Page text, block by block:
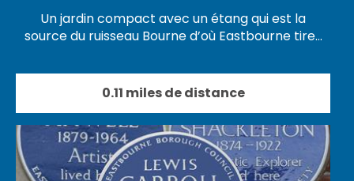
Un jardin compact avec un étang qui est la
source du ruisseau Bourne d’où Eastbourne tire…
0.11 miles de distance